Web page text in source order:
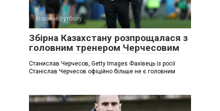
Новини футболу
Збірна Казахстану розпрощалася з
головним тренером Черчесовим
Станислав Черчесов, Getty Images Фахівець із росії
Станіслав Черчесов офіційно більше не є головним